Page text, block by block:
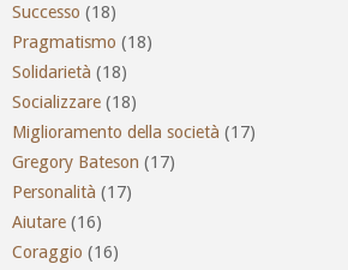
Successo (18)
Pragmatismo (18)
Solidarietà (18)
Socializzare (18)
Miglioramento della società (17)
Gregory Bateson (17)
Personalità (17)
Aiutare (16)
Coraggio (16)